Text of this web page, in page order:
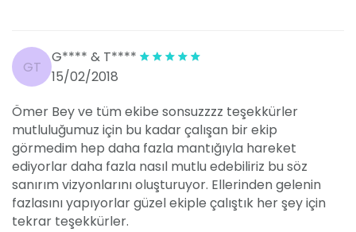
GT
G**** & T****
15/02/2018
Ömer Bey ve tüm ekibe sonsuzzzz teşekkürler
mutluluğumuz için bu kadar çalışan bir ekip
görmedim hep daha fazla mantığıyla hareket
ediyorlar daha fazla nasıl mutlu edebiliriz bu söz
sanırım vizyonlarını oluşturuyor. Ellerinden gelenin
fazlasını yapıyorlar güzel ekiple çalıştık her şey için
tekrar teşekkürler.